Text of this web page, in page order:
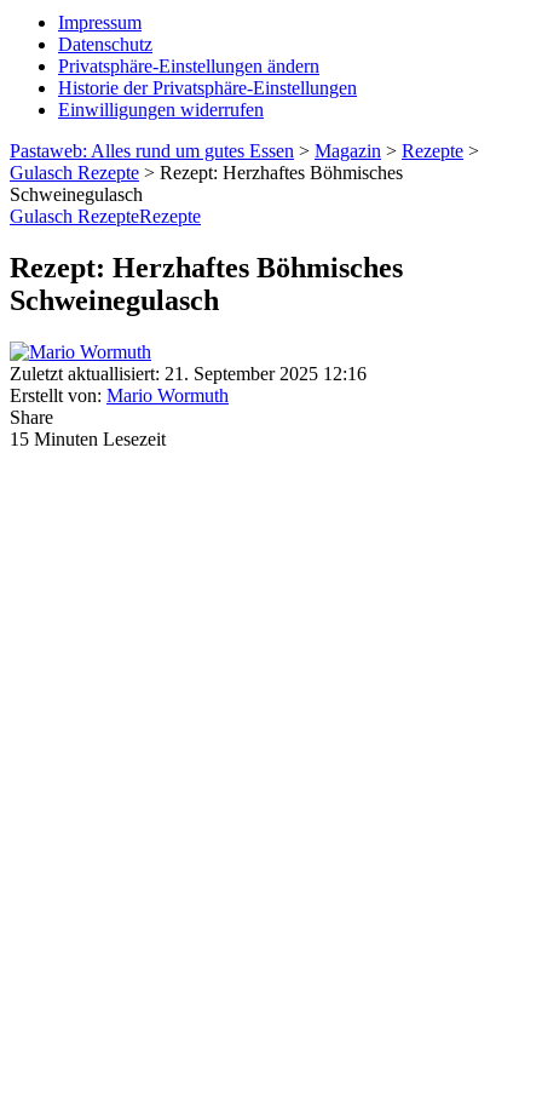
Impressum
Datenschutz
Privatsphäre-Einstellungen ändern
Historie der Privatsphäre-Einstellungen
Einwilligungen widerrufen
Pastaweb: Alles rund um gutes Essen > Magazin > Rezepte >
Gulasch Rezepte > Rezept: Herzhaftes Böhmisches
Schweinegulasch
Gulasch RezepteRezepte
Rezept: Herzhaftes Böhmisches
Schweinegulasch
Zuletzt aktuallisiert: 21. September 2025 12:16
Erstellt von: Mario Wormuth
Share
15 Minuten Lesezeit